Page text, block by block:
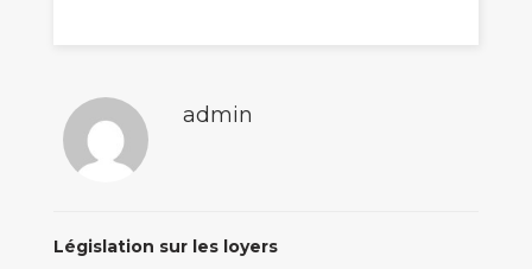
admin
Législation sur les loyers